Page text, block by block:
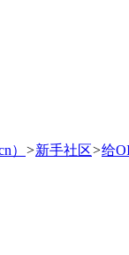
） >新手社区>给